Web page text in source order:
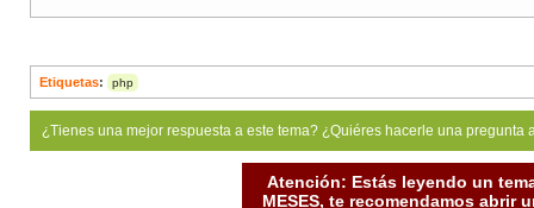
Etiquetas: php
¿Tienes una mejor respuesta a este tema? ¿Quiéres hacerle una
Atención: Estás leyendo un
MESES, te recomendamos abrir